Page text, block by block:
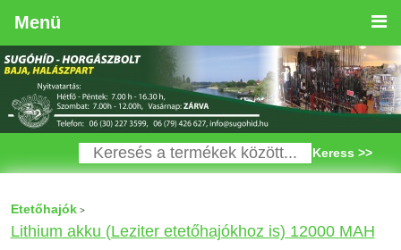
Menü
Keress >>
Etetőhajók>
Lithium akku (Leziter etetőhajókhoz is) 12000 MAH